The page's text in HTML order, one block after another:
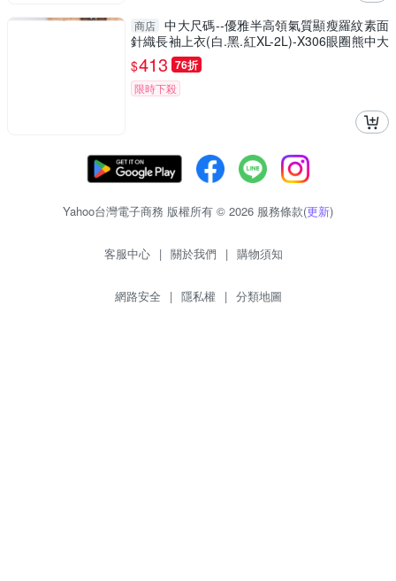
商店 中大尺碼--優雅半高領氣質顯瘦羅紋素面
針織長袖上衣(白.黑.紅XL-2L)-X306眼圈熊中大
尺碼
$413 76折
限時下殺
Yahoo台灣電子商務 版權所有 © 2026 服務條款(更新)
客服中心 | 關於我們 | 購物須知
網路安全 | 隱私權 | 分類地圖